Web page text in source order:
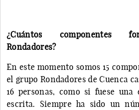
¿Cuántos componentes
Rondadores?
En este momento somos 15
el grupo Rondadores de Cuenca
16 personas, como si fuese una
escrita. Siempre ha sido un